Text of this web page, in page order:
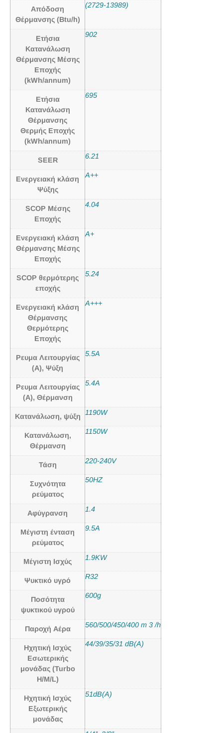
Απόδοση
Θέρμανσης (Btu/h)
(2729-13989)
Ετήσια
Κατανάλωση
Θέρμανσης Μέσης
Εποχής
(kWh/annum)
902
Ετήσια
Κατανάλωση
Θέρμανσης
Θερμής Εποχής
(kWh/annum)
695
SEER 6.21
Ενεργειακή κλάση
Ψύξης
A++
SCOP Μέσης
Εποχής
4.04
Ενεργειακή κλάση
Θέρμανσης Μέσης
Εποχής
A+
SCOP θερμότερης
εποχής
5.24
Ενεργειακή κλάση
Θέρμανσης
Θερμότερης
Εποχής
A+++
Ρευμα Λειτουργίας
(Α), Ψύξη
5.5A
Ρευμα Λειτουργίας
(Α), Θέρμανση
5.4A
Κατανάλωση, ψύξη 1190W
Κατανάλωση,
Θέρμανση
1150W
Τάση 220-240V
Συχνότητα
ρεύματος
50HZ
Αφύγρανση 1.4
Μέγιστη ένταση
ρεύματος
9.5A
Μέγιστη Ισχύς 1.9KW
Ψυκτικό υγρό R32
Ποσότητα
ψυκτικού υγρού
600g
Παροχή Αέρα 560/500/450/400 m 3 /h
Ηχητική Ισχύς
Εσωτερικής
μονάδας (Turbo
H/M/L)
44/39/35/31 dB(A)
Ηχητική Ισχύς
Εξωτερικής
μονάδας
51dB(A)